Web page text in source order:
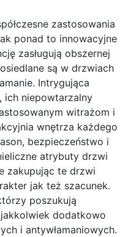
zastosowania
ponad to innowacyjne
zasługują obszernej
są w drzwiach
Intrygująca
ich niepowtarzalny
witrażom i
wnętrza każdego
bezpieczeństwo i
atrybuty drzwi
zakupując te drzwi
jak też szacunek.
poszukują
dodatkowo
i antywłamaniowych.